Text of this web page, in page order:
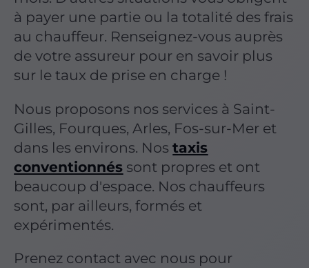
à payer une partie ou la totalité des frais
au chauffeur. Renseignez-vous auprès
de votre assureur pour en savoir plus
sur le taux de prise en charge !
Nous proposons nos services à Saint-
Gilles, Fourques, Arles, Fos-sur-Mer et
dans les environs. Nostaxis
conventionnés sont propres et ont
beaucoup d'espace. Nos chauffeurs
sont, par ailleurs, formés et
expérimentés.
Prenez contact avec nous pour